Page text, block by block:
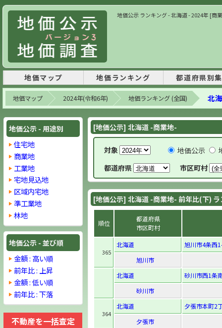
地価公示 ランキング - 北海道 - 2024年 [商
地価マップ 地価ランキング 都道府県別
地価マップ 2024年(令和6年) 地価ランキング (全国) 北
地価公示 - 用途別
住宅地
商業地
工業地
宅地見込地
区域内宅地
準工業地
林地
地価公示 - 並び順
金額 : 高い順
前年比 : 上昇
金額 : 低い順
前年比 : 下落
不動産を一括査定
[地価公示] 北海道 -商業地-
対象 地価公示
都道府県
市区町村
[地価公示] 北海道 -商業地- 前年比(下)
順位
都道府県
市区町村
365
北海道
旭川市4条西
旭川市
北海道
砂川市西1条
砂川市
364
北海道
夕張市本町2
夕張市